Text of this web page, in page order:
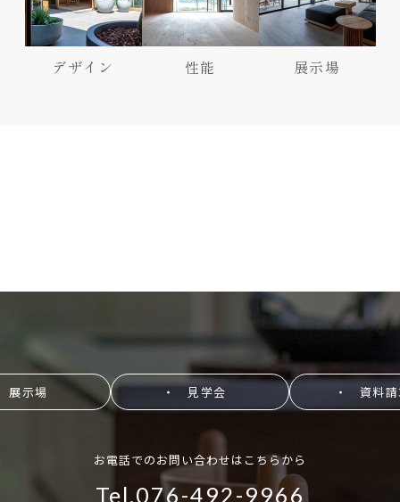
デザイン 性能 展示場
示場 ・ 見学会 ・ 資料請
お電話でのお問い合わせはこちらから
Tel.076-492-9966